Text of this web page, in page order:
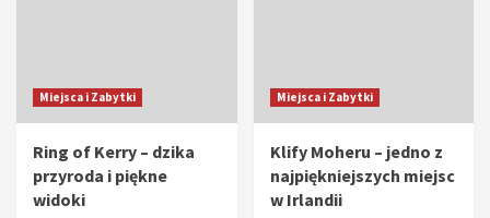
Miejsca i Zabytki
Ring of Kerry – dzika
przyroda i piękne
widoki
Miejsca i Zabytki
Klify Moheru – jedno z
najpiękniejszych miejsc
w Irlandii